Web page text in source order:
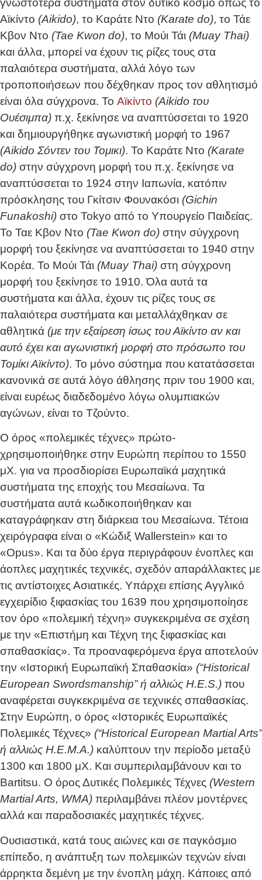
γνωστότερα συστήματα στον δυτικό κόσμο όπως το
Αϊκίντο (Aikido), το Καράτε Ντο (Karate do), το Τάε
Κβον Ντο (Tae Kwon do), το Μούι Τάι (Muay Thai)
και άλλα, μπορεί να έχουν τις ρίζες τους στα
παλαιότερα συστήματα, αλλά λόγο των
τροποποιήσεων που δέχθηκαν προς τον αθλητισμό
είναι όλα σύγχρονα. Το Αϊκίντο (Aikido του
Ουέσιμπα) π.χ. ξεκίνησε να αναπτύσσεται το 1920
και δημιουργήθηκε αγωνιστική μορφή το 1967
(Aikido Σόντεν του Τομικι). Το Καράτε Ντο (Karate
do) στην σύγχρονη μορφή του π.χ. ξεκίνησε να
αναπτύσσεται το 1924 στην Ιαπωνία, κατόπιν
πρόσκλησης του Γκίτσιν Φουνακόσι (Gichin
Funakoshi) στο Tokyo από το Υπουργείο Παιδείας.
Το Ταε Κβον Ντο (Tae Kwon do) στην σύγχρονη
μορφή του ξεκίνησε να αναπτύσσεται το 1940 στην
Κορέα. Το Μούι Τάι (Muay Thai) στη σύγχρονη
μορφή του ξεκίνησε το 1910. Όλα αυτά τα
συστήματα και άλλα, έχουν τις ρίζες τους σε
παλαιότερα συστήματα και μεταλλάχθηκαν σε
αθλητικά (με την εξαίρεση ίσως του Αϊκίντο αν και
αυτό έχει και αγωνιστική μορφή στο πρόσωπο του
Τομίκι Αϊκίντο). Το μόνο σύστημα που κατατάσσεται
κανονικά σε αυτά λόγο άθλησης πριν του 1900 και,
είναι ευρέως διαδεδομένο λόγω ολυμπιακών
αγώνων, είναι το Τζούντο.
Ο όρος «πολεμικές τέχνες» πρώτο-
χρησιμοποιήθηκε στην Ευρώπη περίπου το 1550
μΧ. για να προσδιορίσει Ευρωπαϊκά μαχητικά
συστήματα της εποχής του Μεσαίωνα. Τα
συστήματα αυτά κωδικοποιήθηκαν και
καταγράφηκαν στη διάρκεια του Μεσαίωνα. Τέτοια
χειρόγραφα είναι ο «Κώδιξ Wallerstein» και το
«Opus». Και τα δύο έργα περιγράφουν ένοπλες και
άοπλες μαχητικές τεχνικές, σχεδόν απαράλλακτες με
τις αντίστοιχες Ασιατικές. Υπάρχει επίσης Αγγλικό
εγχειρίδιο ξιφασκίας του 1639 που χρησιμοποίησε
τον όρο «πολεμική τέχνη» συγκεκριμένα σε σχέση
με την «Επιστήμη και Τέχνη της ξιφασκίας και
σπαθασκίας». Τα προαναφερόμενα έργα αποτελούν
την «Ιστορική Ευρωπαϊκή Σπαθασκία» (“Historical
European Swordsmanship” ή αλλιώς H.E.S.) που
αναφέρεται συγκεκριμένα σε τεχνικές σπαθασκίας.
Στην Ευρώπη, ο όρος «Ιστορικές Ευρωπαϊκές
Πολεμικές Τέχνες» (“Historical European Martial Arts”
ή αλλιώς H.E.M.A.) καλύπτουν την περίοδο μεταξύ
1300 και 1800 μΧ. Και συμπεριλαμβάνουν και το
Bartitsu. Ο όρος Δυτικές Πολεμικές Τέχνες (Western
Martial Arts, WMA) περιλαμβάνει πλέον μοντέρνες
αλλά και παραδοσιακές μαχητικές τέχνες.
Ουσιαστικά, κατά τους αιώνες και σε παγκόσμιο
επίπεδο, η ανάπτυξη των πολεμικών τεχνών είναι
άρρηκτα δεμένη με την ένοπλη μάχη. Κάποιες από